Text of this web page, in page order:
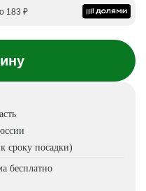
183 ₽
сроку посадки)
бесплатно